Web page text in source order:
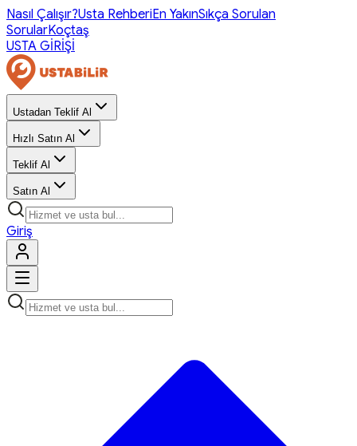
Nasıl Çalışır?Usta RehberiEn YakınSıkça Sorulan
SorularKoçtaş
USTA GİRİŞİ
Ustadan Teklif Al
Hızlı Satın Al
Teklif Al
Satın Al
Giriş